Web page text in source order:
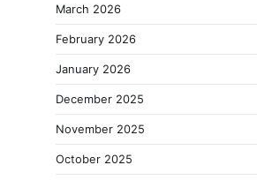
March 2026
February 2026
January 2026
December 2025
November 2025
October 2025